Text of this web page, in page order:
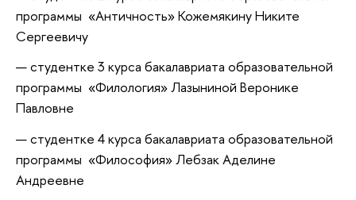
программы «Античность» Кожемякину Никите
Сергеевичу
студентке 3 курса бакалавриата образовательной
программы «Филология» Лазыниной Веронике
Павловне
студентке 4 курса бакалавриата образовательной
программы «Философия» Лебзак Аделине
Андреевне